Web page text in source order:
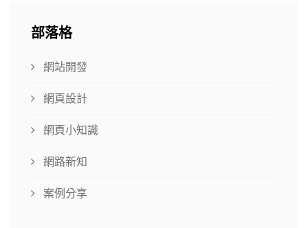
部落格
網站開發
網頁設計
網頁小知識
網路新知
案例分享